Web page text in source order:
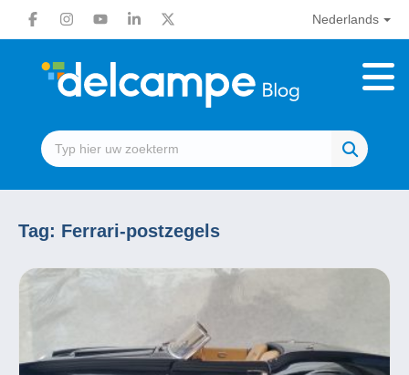
Nederlands
Tag: Ferrari-postzegels